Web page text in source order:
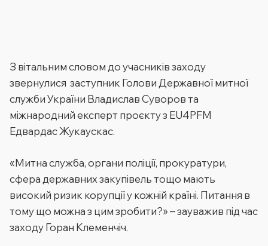
З вітальним словом до учасників заходу
звернулися заступник Голови Державної митної
служби України Владислав Суворов та
міжнародний експерт проєкту з EU4PFM
Едвардас Жукаускас.
«Митна служба, органи поліції, прокуратури,
сфера державних закупівель тощо мають
високий ризик корупції у кожній країні. Питання в
тому що можна з цим зробити?» – зауважив під час
заходу Горан Клеменчіч.